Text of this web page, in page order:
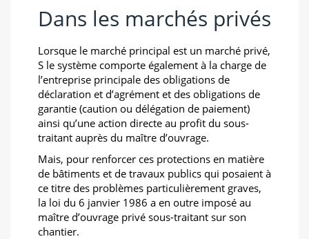
Dans les marchés privés
Lorsque le marché principal est un marché privé,
S le système comporte également à la charge de
l’entreprise principale des obligations de
déclaration et d’agrément et des obligations de
garantie (caution ou délégation de paiement)
ainsi qu’une action directe au profit du sous-
traitant auprès du maître d’ouvrage.
Mais, pour renforcer ces protections en matière
de bâtiments et de travaux publics qui posaient à
ce titre des problèmes particulièrement graves,
la loi du 6 janvier 1986 a en outre imposé au
maître d’ouvrage privé sous-traitant sur son
chantier.